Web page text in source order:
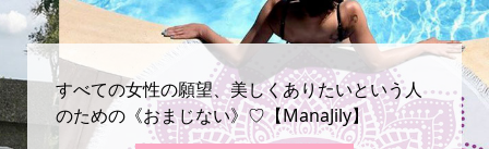
すべての女性の願望、美しくありたいという人
のための《おまじない》♡【ManaJily】